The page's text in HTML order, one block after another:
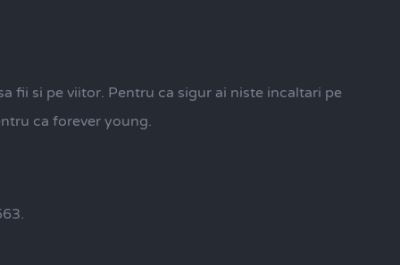
fii si pe viitor. Pentru ca sigur ai niste incaltari pe
ca forever young.